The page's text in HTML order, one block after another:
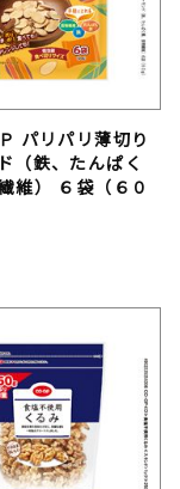
パリパリ薄切り
（鉄、たんぱく
維） ６袋（６０